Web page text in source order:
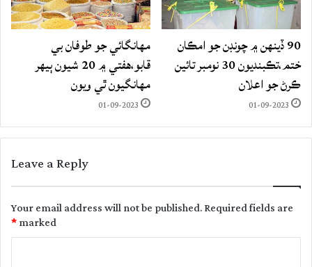
90 ڏينهن ۾ چونڊن جو امڪان
ختم،تڪبنديون 30 نومبر تائين
ڪرڻ جو اعلان
01-09-2023
مهانگائي جو طوفان بي
قابو،هفتي ۾ 20 شيون ٻيهر
مهانگيون ٿي ويون
01-09-2023
Leave a Reply
Your email address will not be published.Required fields are
marked
*